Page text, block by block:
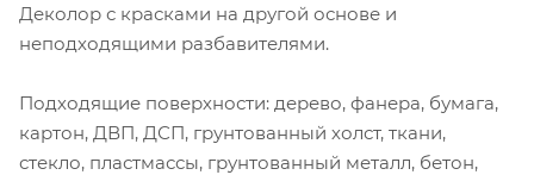
Деколор с красками на другой основе и
неподходящими разбавителями.
Подходящие поверхности: дерево, фанера, бумага,
картон, ДВП, ДСП, грунтованный холст, ткани,
стекло, пластмассы, грунтованный металл, бетон,